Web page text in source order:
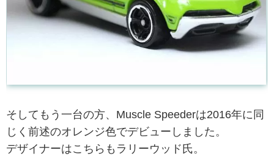
そしてもう一台の方、Muscle Speederは2016年に同
じく前述のオレンジ色でデビューしました。
デザイナーはこちらもラリーウッド氏。